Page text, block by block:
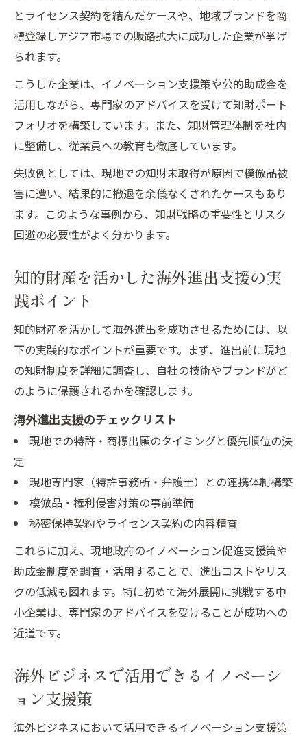
とライセンス契約を結んだケースや、地域ブランドを商
標登録しアジア市場での販路拡大に成功した企業が挙げ
られます。
こうした企業は、イノベーション支援策や公的助成金を
活用しながら、専門家のアドバイスを受けて知財ポート
フォリオを構築しています。また、知財管理体制を社内
に整備し、従業員への教育も徹底しています。
失敗例としては、現地での知財未取得が原因で模倣品被
害に遭い、結果的に撤退を余儀なくされたケースもあり
ます。このような事例から、知財戦略の重要性とリスク
回避の必要性がよく分かります。
知的財産を活かした海外進出支援の実
践ポイント
知的財産を活かして海外進出を成功させるためには、以
下の実践的なポイントが重要です。まず、進出前に現地
の知財制度を詳細に調査し、自社の技術やブランドがど
のように保護されるかを確認します。
海外進出支援のチェックリスト
現地での特許・商標出願のタイミングと優先順位の決
定
現地専門家（特許事務所・弁護士）との連携体制構築
模倣品・権利侵害対策の事前準備
秘密保持契約やライセンス契約の内容精査
これらに加え、現地政府のイノベーション促進支援策や
助成金制度を調査・活用することで、進出コストやリス
クの低減も図れます。特に初めて海外展開に挑戦する中
小企業は、専門家のアドバイスを受けることが成功への
近道です。
海外ビジネスで活用できるイノベーシ
ョン支援策
海外ビジネスにおいて活用できるイノベーション支援策